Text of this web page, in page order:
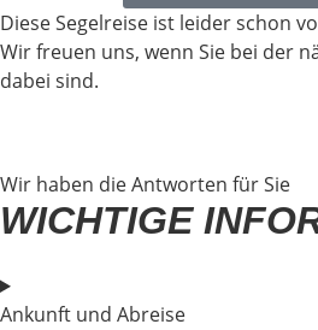
Diese Segelreise ist leider schon
Wir freuen uns, wenn Sie bei der
dabei sind.
Wir haben die Antworten für Sie
WICHTIGE
Ankunft und Abreise